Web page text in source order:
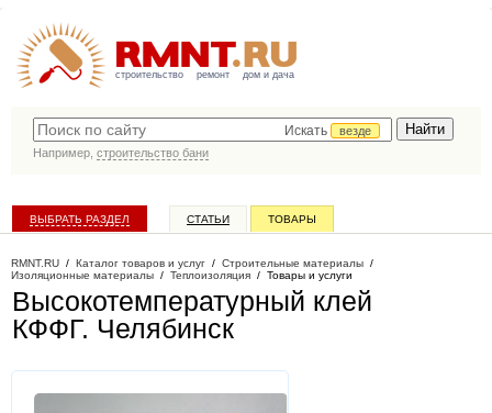
строительство ремонт дом и дача
Искать
везде
Например, строительство бани
ВЫБРАТЬ РАЗДЕЛ СТАТЬИ ТОВАРЫ
RMNT.RU / Каталог товаров и услуг / Строительные материалы /
Изоляционные материалы / Теплоизоляция / Товары и услуги
Высокотемпературный клей
КФФГ. Челябинск